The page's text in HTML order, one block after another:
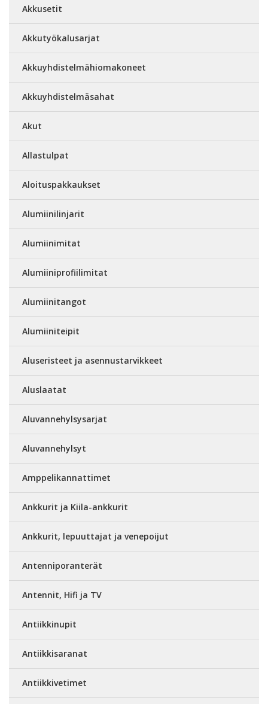
Akkusetit
Akkutyökalusarjat
Akkuyhdistelmähiomakoneet
Akkuyhdistelmäsahat
Akut
Allastulpat
Aloituspakkaukset
Alumiinilinjarit
Alumiinimitat
Alumiiniprofiilimitat
Alumiinitangot
Alumiiniteipit
Aluseristeet ja asennustarvikkeet
Aluslaatat
Aluvannehylsysarjat
Aluvannehylsyt
Amppelikannattimet
Ankkurit ja Kiila-ankkurit
Ankkurit, lepuuttajat ja venepoijut
Antenniporanterät
Antennit, Hifi ja TV
Antiikkinupit
Antiikkisaranat
Antiikkivetimet